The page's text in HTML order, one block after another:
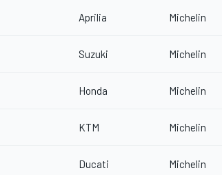
Aprilia Michelin
Suzuki Michelin
Honda Michelin
KTM Michelin
Ducati Michelin